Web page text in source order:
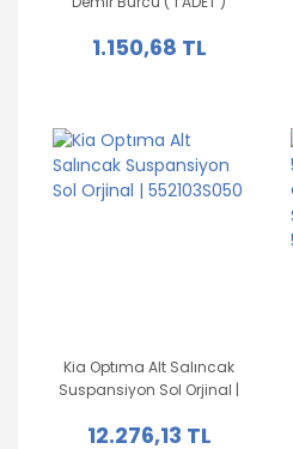
1.150,68 TL
Kia Optıma Alt Salıncak
Suspansiyon Sol Orjinal |
12.276,13 TL